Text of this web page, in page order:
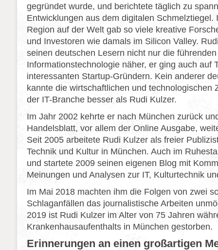
gegründet wurde, und berichtete täglich zu
Entwicklungen aus dem digitalen Schmelztiegel.
Region auf der Welt gab so viele kreative
und Investoren wie damals im Silicon Valley.
seinen deutschen Lesern nicht nur die
Informationstechnologie näher, er ging auch auf
interessanten Startup-Gründern. Kein anderer
kannte die wirtschaftlichen und technologischen
der IT-Branche besser als Rudi Kulzer.
Im Jahr 2002 kehrte er nach München zurück
Handelsblatt, vor allem der Online Ausgabe,
Seit 2005 arbeitete Rudi Kulzer als freier
Technik und Kultur in München. Auch im
und startete 2009 seinen eigenen Blog mit
Meinungen und Analysen zur IT, Kulturtechnik
Im Mai 2018 machten ihm die Folgen von zwei
Schlaganfällen das journalistische Arbeiten
2019 ist Rudi Kulzer im Alter von 75 Jahren
Krankenhausaufenthalts in München gestorben.
Erinnerungen an einen großartigen